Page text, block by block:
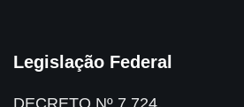
Legislação Federal
DECRETO Nº 7.724,